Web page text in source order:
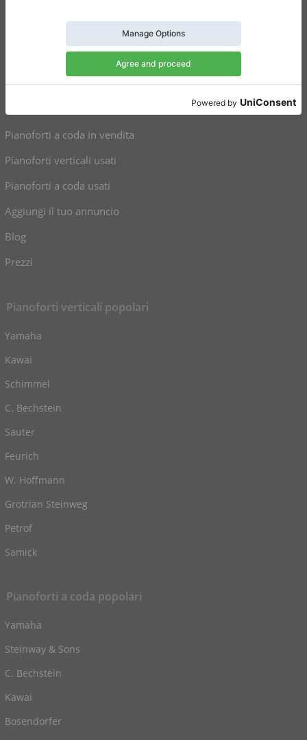
Impostazioni per il consenso
Collegamenti
Pianoforti verticali in vendita
Pianoforti a coda in vendita
Pianoforti verticali usati
Pianoforti a coda usati
Aggiungi il tuo annuncio
Blog
Prezzi
Pianoforti verticali popolari
Yamaha
Kawai
Schimmel
C. Bechstein
Sauter
Feurich
W. Hoffmann
Grotrian Steinweg
Petrof
Samick
Pianoforti a coda popolari
Yamaha
Steinway & Sons
C. Bechstein
Kawai
Bosendorfer